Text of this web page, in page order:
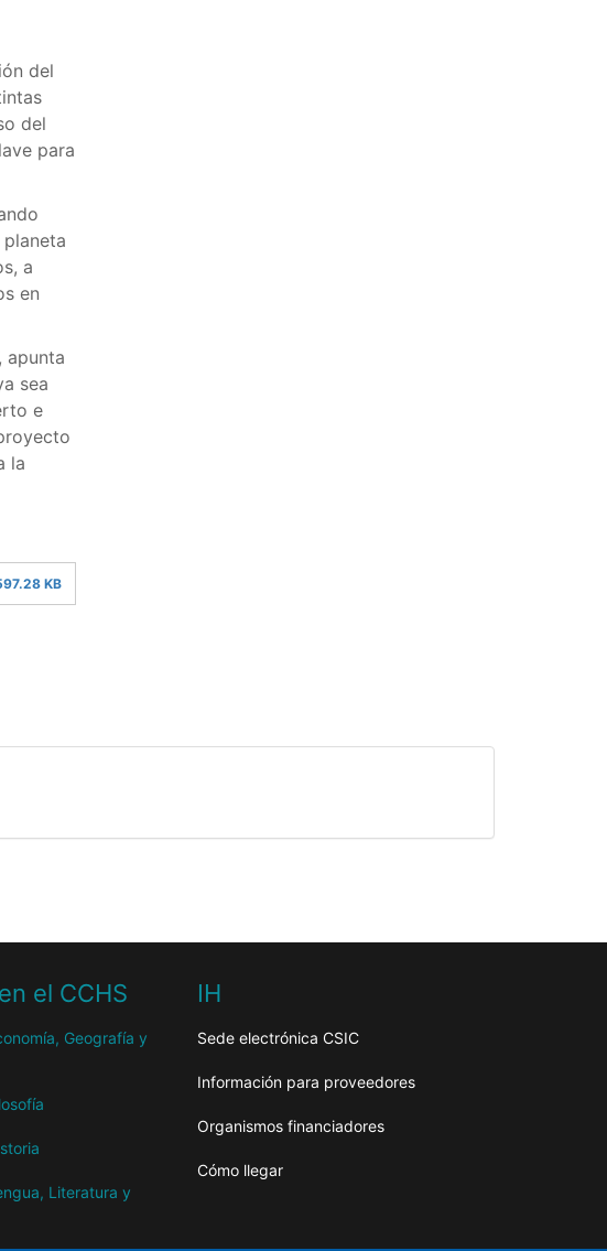
del
del
para
a
en
apunta
sea
e
la
KB
el CCHS
Geografía y
Literatura y
IH
Sede electrónica CSIC
Información para proveedores
Organismos financiadores
Cómo llegar